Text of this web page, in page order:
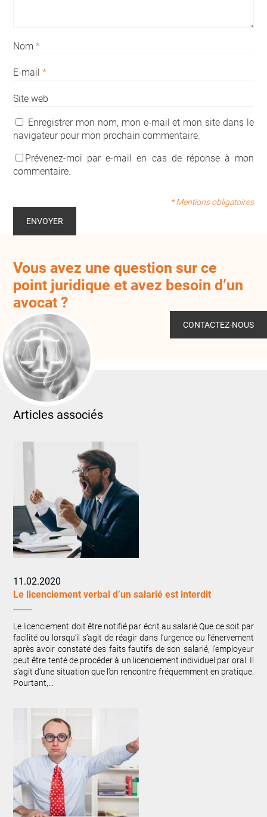
Nom *
E-mail *
Site web
Enregistrer mon nom, mon e-mail et mon site dans le
navigateur pour mon prochain commentaire.
Prévenez-moi par e-mail en cas de réponse à mon
commentaire.
* Mentions obligatoires
Vous avez une question sur ce
point juridique et avez besoin d’un
avocat ?
CONTACTEZ-NOUS
Articles associés
11.02.2020
Le licenciement verbal d’un salarié est interdit
Le licenciement doit être notifié par écrit au salarié Que ce soit par
facilité ou lorsqu’il s’agit de réagir dans l’urgence ou l’énervement
après avoir constaté des faits fautifs de son salarié, l’employeur
peut être tenté de procéder à un licenciement individuel par oral. Il
s’agit d’une situation que l’on rencontre fréquemment en pratique.
Pourtant,…